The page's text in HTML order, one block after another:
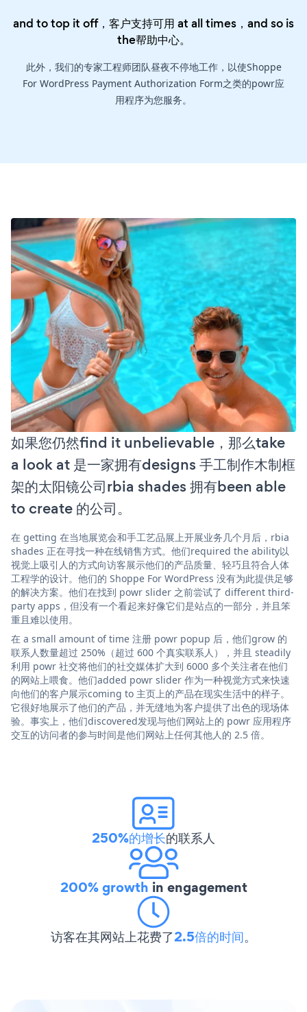
and to top it off，客户支持可用 at all times，and so is
the帮助中心。
此外，我们的专家工程师团队昼夜不停地工作，以使Shoppe
For WordPress Payment Authorization Form之类的powr应
用程序为您服务。
如果您仍然find it unbelievable，那么take
a look at 是一家拥有designs 手工制作木制框
架的太阳镜公司rbia shades 拥有been able
to create 的公司。
在 getting 在当地展览会和手工艺品展上开展业务几个月后，rbia
shades 正在寻找一种在线销售方式。他们required the ability以
视觉上吸引人的方式向访客展示他们的产品质量、轻巧且符合人体
工程学的设计。他们的 Shoppe For WordPress 没有为此提供足够
的解决方案。他们在找到 powr slider 之前尝试了 different third-
party apps，但没有一个看起来好像它们是站点的一部分，并且笨
重且难以使用。
在 a small amount of time 注册 powr popup 后，他们grow 的
联系人数量超过 250%（超过 600 个真实联系人），并且 steadily
利用 powr 社交将他们的社交媒体扩大到 6000 多个关注者在他们
的网站上喂食。他们added powr slider 作为一种视觉方式来快速
向他们的客户展示coming to 主页上的产品在现实生活中的样子。
它很好地展示了他们的产品，并无缝地为客户提供了出色的现场体
验。事实上，他们discovered发现与他们网站上的 powr 应用程序
交互的访问者的参与时间是他们网站上任何其他人的 2.5 倍。
250%的增长的联系人
200% growth in engagement
访客在其网站上花费了2.5倍的时间。